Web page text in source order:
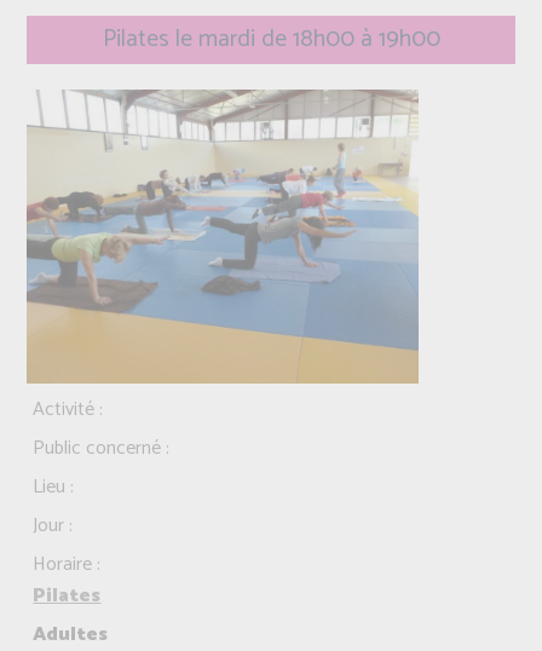
Pilates le mardi de 18h00 à 19h00
Activité :
Public concerné :
Lieu :
Jour :
Horaire :
Pilates
Adultes